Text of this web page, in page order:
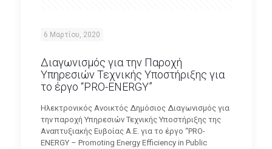
6 Μαρτίου, 2020
Διαγωνισμός για την Παροχή
Υπηρεσιών Τεχνικής Υποστήριξης για
το έργο “PRO-ENERGY”
Ηλεκτρονικός Ανοικτός Δημόσιος Διαγωνισμός για
την παροχή Υπηρεσιών Τεχνικής Υποστήριξης της
Αναπτυξιακής Ευβοίας Α.Ε. για το έργο “PRO-
ENERGY – Promoting Energy Efficiency in Public